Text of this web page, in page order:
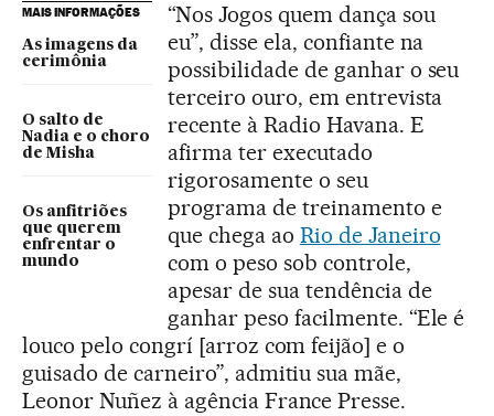
MAIS INFORMAÇÕES
As imagens da
cerimônia
O salto de
Nadia e o choro
de Misha
Os anfitriões
que querem
enfrentar o
mundo
“Nos Jogos quem dança sou
eu”, disse ela, confiante na
possibilidade de ganhar o seu
terceiro ouro, em entrevista
recente à Radio Havana. E
afirma ter executado
rigorosamente o seu
programa de treinamento e
que chega ao Rio de Janeiro
com o peso sob controle,
apesar de sua tendência de
ganhar peso facilmente. “Ele é
louco pelo congrí [arroz com feijão] e o
guisado de carneiro”, admitiu sua mãe,
Leonor Nuñez à agência France Presse.